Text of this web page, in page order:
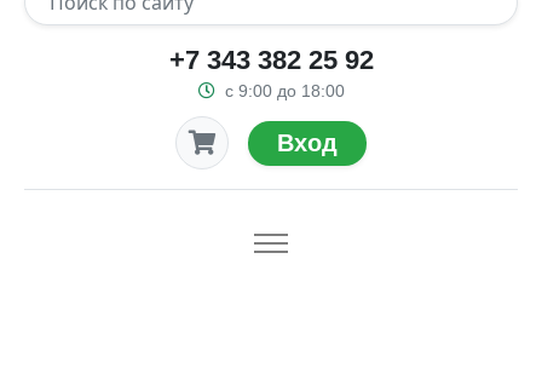
+7 343 382 25 92
с 9:00 до 18:00
Вход